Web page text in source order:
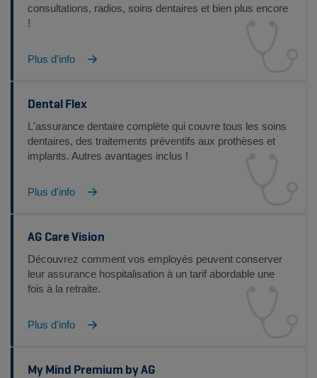
consultations, radios, soins dentaires et bien plus encore
!
Plus d'info
Dental Flex
L'assurance dentaire complète qui couvre tous les soins
dentaires, des traitements préventifs aux prothèses et
implants. Autres avantages inclus !
Plus d'info
AG Care Vision
Découvrez comment vos employés peuvent conserver
leur assurance hospitalisation à un tarif abordable une
fois à la retraite.
Plus d'info
My Mind Premium by AG